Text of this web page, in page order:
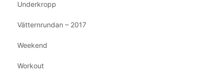
Underkropp
Vätternrundan – 2017
Weekend
Workout